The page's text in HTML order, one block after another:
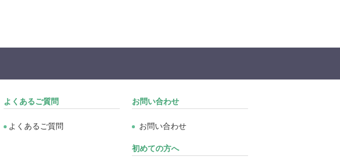
よくあるご質問
よくあるご質問
お問い合わせ
お問い合わせ
初めての方へ